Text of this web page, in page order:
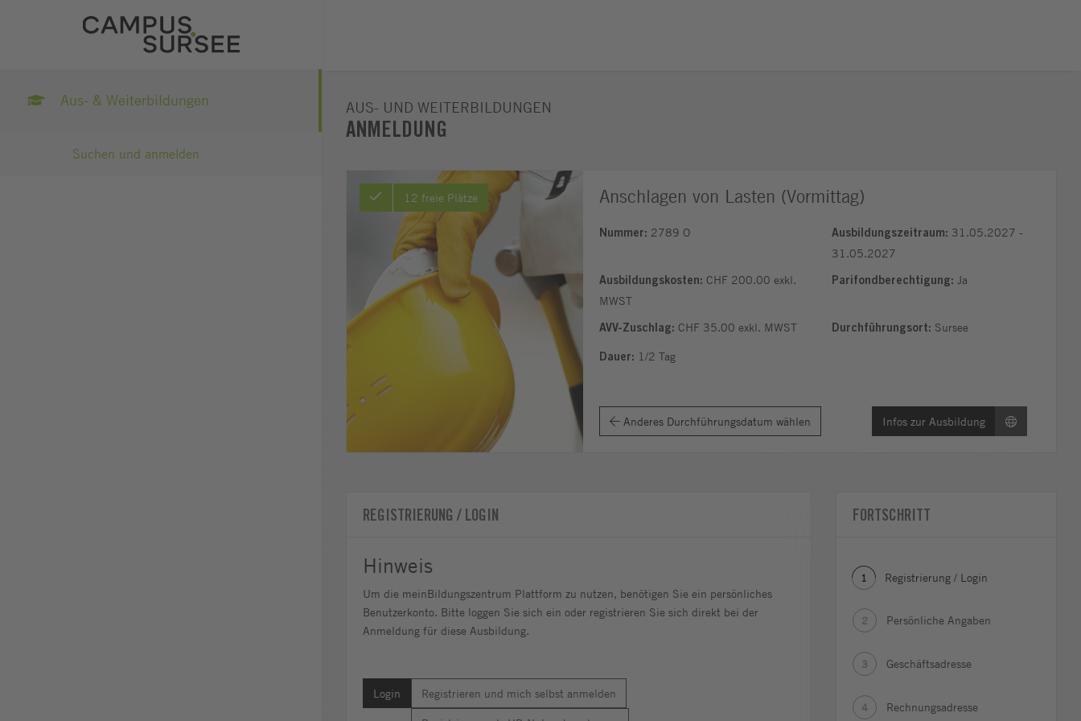
Aus- & Weiterbildungen
Suchen und anmelden
AUS- UND WEITERBILDUNGEN
ANMELDUNG
12 freie Plätze Anschlagen von Lasten (Vormittag)
Nummer: 2789 O Ausbildungszeitraum: 31.05.2027 -
31.05.2027
Ausbildungskosten: CHF 200.00 exkl.
MWST
Parifondberechtigung: Ja
AVV-Zuschlag: CHF 35.00 exkl. MWST Durchführungsort: Sursee
Dauer: 1/2 Tag
Anderes Durchführungsdatum wählen Infos zur Ausbildung
REGISTRIERUNG / LOGIN
Hinweis
Um die meinBildungszentrum Plattform zu nutzen, benötigen Sie ein persönliches
Benutzerkonto. Bitte loggen Sie sich ein oder registrieren Sie sich direkt bei der
Anmeldung für diese Ausbildung.
Login Registrieren und mich selbst anmelden
FORTSCHRITT
1 Registrierung / Login
2 Persönliche Angaben
3 Geschäftsadresse
4 Rechnungsadresse